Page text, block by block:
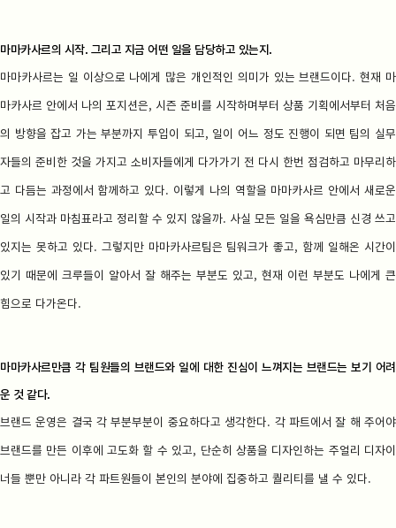
마마카사르의 시작. 그리고 지금 어떤 일을 담당하고 있는지.
마마카사르는 일 이상으로 나에게 많은 개인적인 의미가 있는 브랜드이다. 현재 마
마카사르 안에서 나의 포지션은, 시즌 준비를 시작하며부터 상품 기획에서부터 처음
의 방향을 잡고 가는 부분까지 투입이 되고, 일이 어느 정도 진행이 되면 팀의 실무
자들의 준비한 것을 가지고 소비자들에게 다가가기 전 다시 한번 점검하고 마무리하
고 다듬는 과정에서 함께하고 있다. 이렇게 나의 역할을 마마카사르 안에서 새로운
일의 시작과 마침표라고 정리할 수 있지 않을까. 사실 모든 일을 욕심만큼 신경 쓰고
있지는 못하고 있다. 그렇지만 마마카사르팀은 팀워크가 좋고, 함께 일해온 시간이
있기 때문에 크루들이 알아서 잘 해주는 부분도 있고, 현재 이런 부분도 나에게 큰
힘으로 다가온다.
마마카사르만큼 각 팀원들의 브랜드와 일에 대한 진심이 느껴지는 브랜드는 보기 어려
운 것 같다.
브랜드 운영은 결국 각 부분부분이 중요하다고 생각한다. 각 파트에서 잘 해 주어야
브랜드를 만든 이후에 고도화 할 수 있고, 단순히 상품을 디자인하는 주얼리 디자이
너들 뿐만 아니라 각 파트원들이 본인의 분야에 집중하고 퀄리티를 낼 수 있다.